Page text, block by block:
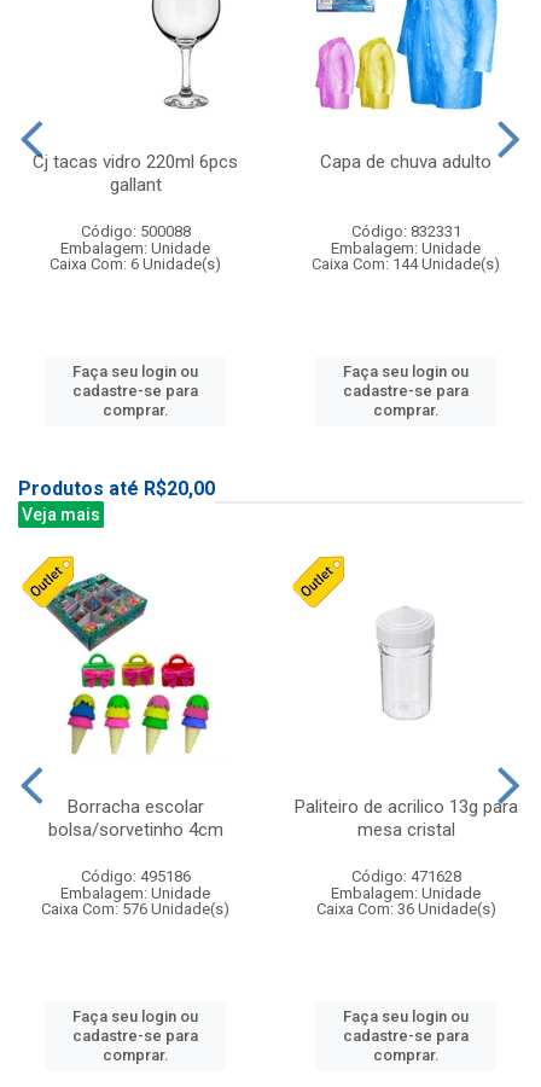
Cj tacas vidro 220ml 6pcs
gallant
Código: 500088
Embalagem: Unidade
Caixa Com: 6 Unidade(s)
Faça seu login ou
cadastre-se para
comprar.
Capa de chuva adulto
Código: 832331
Embalagem: Unidade
Caixa Com: 144 Unidade(s)
Faça seu login ou
cadastre-se para
comprar.
Produtos até R$20,00
Veja mais
Borracha escolar
bolsa/sorvetinho 4cm
Código: 495186
Embalagem: Unidade
Caixa Com: 576 Unidade(s)
Faça seu login ou
cadastre-se para
comprar.
Paliteiro de acrilico 13g para
mesa cristal
Código: 471628
Embalagem: Unidade
Caixa Com: 36 Unidade(s)
Faça seu login ou
cadastre-se para
comprar.